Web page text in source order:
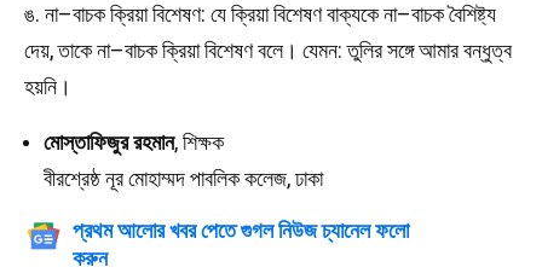
ঙ. না–বাচক ক্রিয়া বিশেষণ: যে ক্রিয়া বিশেষণ বাক্যকে না–বাচক বৈশিষ্ট্য
দেয়, তাকে না–বাচক ক্রিয়া বিশেষণ বলে। যেমন: তুলির সঙ্গে আমার বন্ধুত্ব
হয়নি।
মোস্তাফিজুর রহমান,শিক্ষক
বীরশ্রেষ্ঠ নূর মোহাম্মদ পাবলিক কলেজ, ঢাকা
প্রথম আলোর খবর পেতে গুগল নিউজ চ্যানেল ফলো
করুন